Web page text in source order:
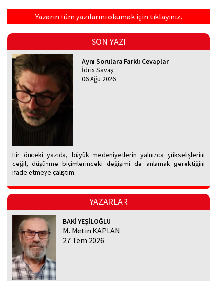
Yazarın tüm yazılarını okumak için tıklayınız.
SON YAZI
Aynı Sorulara Farklı Cevaplar
İdris Savaş
06 Ağu 2026
Bir önceki yazıda, büyük medeniyetlerin yalnızca yükselişlerini
değil, düşünme biçimlerindeki değişimi de anlamak gerektiğini
ifade etmeye çalıştım.
YAZARLAR
BAKİ YEŞİLOĞLU
M. Metin KAPLAN
27 Tem 2026